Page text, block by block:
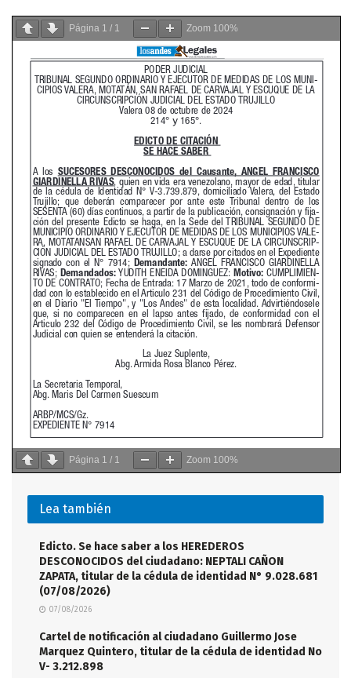
Página 1 / 1 Zoom 100%
Página 1 / 1 Zoom 100%
Lea también
Edicto. Se hace saber a los HEREDEROS
DESCONOCIDOS del ciudadano: NEPTALI CAÑON
ZAPATA, titular de la cédula de identidad N° 9.028.681
(07/08/2026)
07/08/2026
Cartel de notificación al ciudadano Guillermo Jose
Marquez Quintero, titular de la cédula de identidad No
V- 3.212.898